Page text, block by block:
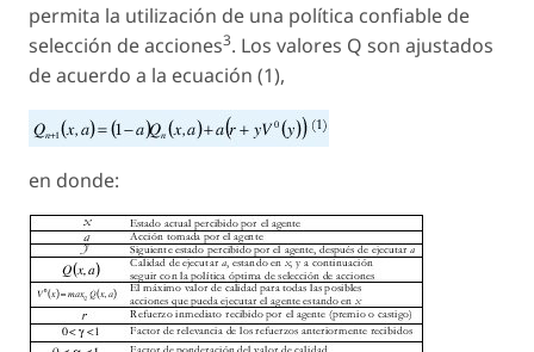
permita la utilización de una política confiable de
selección de acciones3. Los valores Q son ajustados
de acuerdo a la ecuación (1),
en donde: